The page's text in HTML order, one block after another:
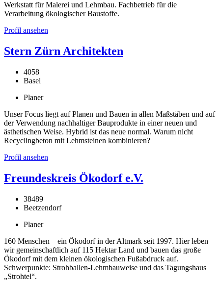
Werkstatt für Malerei und Lehmbau. Fachbetrieb für die
Verarbeitung ökologischer Baustoffe.
Profil ansehen
Stern Zürn Architekten
4058
Basel
Planer
Unser Focus liegt auf Planen und Bauen in allen Maßstäben und auf
der Verwendung nachhaltiger Bauprodukte in einer neuen und
ästhetischen Weise. Hybrid ist das neue normal. Warum nicht
Recyclingbeton mit Lehmsteinen kombinieren?
Profil ansehen
Freundeskreis Ökodorf e.V.
38489
Beetzendorf
Planer
160 Menschen – ein Ökodorf in der Altmark seit 1997. Hier leben
wir gemeinschaftlich auf 115 Hektar Land und bauen das große
Ökodorf mit dem kleinen ökologischen Fußabdruck auf.
Schwerpunkte: Strohballen-Lehmbauweise und das Tagungshaus
„Strohtel“.